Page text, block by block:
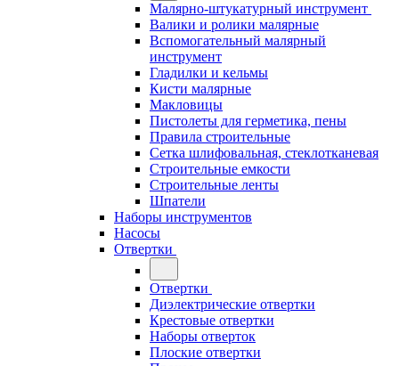
Малярно-штукатурный инструмент
Валики и ролики малярные
Вспомогательный малярный
инструмент
Гладилки и кельмы
Кисти малярные
Макловицы
Пистолеты для герметика, пены
Правила строительные
Сетка шлифовальная, стеклотканевая
Строительные емкости
Строительные ленты
Шпатели
Наборы инструментов
Насосы
Отвертки
Отвертки
Диэлектрические отвертки
Крестовые отвертки
Наборы отверток
Плоские отвертки